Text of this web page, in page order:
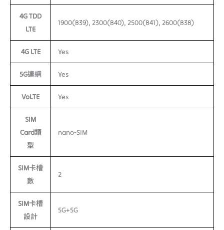
4G TDD
LTE
1900(B39), 2300(B40), 2500(B41), 2600(B38)
4G LTE Yes
5G連網 Yes
VoLTE Yes
SIM
Card類
型
nano-SIM
SIM卡槽
數
2
SIM卡槽
設計
5G+5G